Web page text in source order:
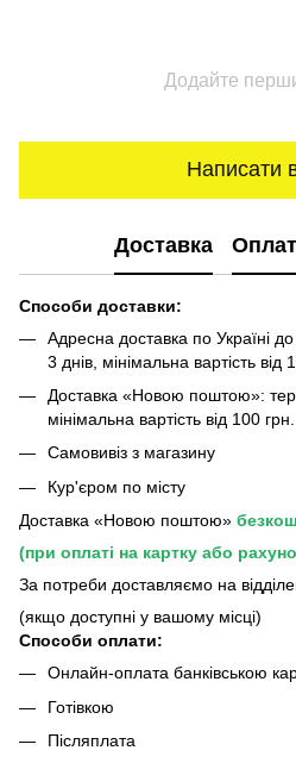
Додайте
Написати
Доставка
Способи доставки:
Адресна доставка по Україні
3 днів, мінімальна вартість від
Доставка «Новою поштою»:
мінімальна вартість від 100 грн.
Самовивіз з магазину
Кур'єром по місту
Доставка «Новою поштою»
(при оплаті на картку або
За потреби доставляємо на
(якщо доступні у вашому місці)
Способи оплати:
Онлайн-оплата банківською
Готівкою
Післяплата